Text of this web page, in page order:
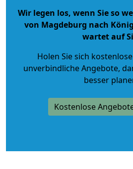
Wir legen los, wenn Sie so
von Magdeburg nach
wartet auf
Holen Sie sich
unverbindliche Angebote,
besser
Kostenlose